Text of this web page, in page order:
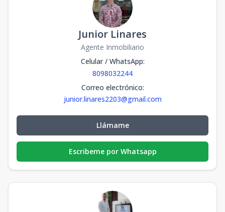
Junior Linares
Agente Inmobiliario
Celular / WhatsApp:
8098032244
Correo electrónico:
junior.linares2203@gmail.com
Llámame
Escribeme por Whatsapp